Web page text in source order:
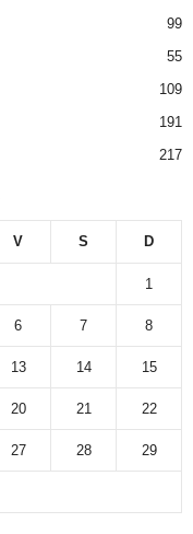
99
55
109
191
217
V S D
1
6 7 8
13 14 15
20 21 22
27 28 29